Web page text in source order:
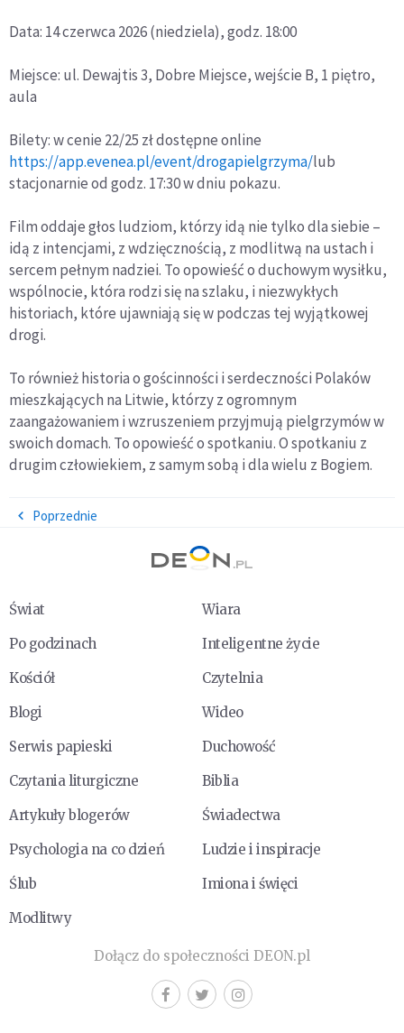
Data: 14 czerwca 2026 (niedziela), godz. 18:00
Miejsce: ul. Dewajtis 3, Dobre Miejsce, wejście B, 1 piętro,
aula
Bilety: w cenie 22/25 zł dostępne online
https://app.evenea.pl/event/drogapielgrzyma/lub
stacjonarnie od godz. 17:30 w dniu pokazu.
Film oddaje głos ludziom, którzy idą nie tylko dla siebie –
idą z intencjami, z wdzięcznością, z modlitwą na ustach i
sercem pełnym nadziei. To opowieść o duchowym wysiłku,
wspólnocie, która rodzi się na szlaku, i niezwykłych
historiach, które ujawniają się w podczas tej wyjątkowej
drogi.
To również historia o gościnności i serdeczności Polaków
mieszkających na Litwie, którzy z ogromnym
zaangażowaniem i wzruszeniem przyjmują pielgrzymów w
swoich domach. To opowieść o spotkaniu. O spotkaniu z
drugim człowiekiem, z samym sobą i dla wielu z Bogiem.
Poprzednie
Świat
Wiara
Po godzinach
Inteligentne życie
Kościół
Czytelnia
Blogi
Wideo
Serwis papieski
Duchowość
Czytania liturgiczne
Biblia
Artykuły blogerów
Świadectwa
Psychologia na co dzień
Ludzie i inspiracje
Ślub
Imiona i święci
Modlitwy
Dołącz do społeczności DEON.pl